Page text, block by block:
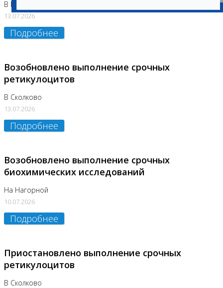
В Бутово
13.07.2026
Подробнее
Возобновлено выполнение срочных
ретикулоцитов
В Сколково
13.07.2026
Подробнее
Возобновлено выполнение срочных
биохимических исследований
На Нагорной
10.07.2026
Подробнее
Приостановлено выполнение срочных
ретикулоцитов
В Сколково